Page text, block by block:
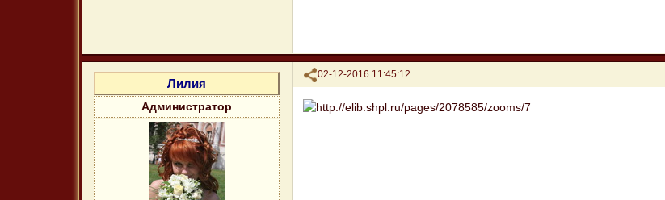
Поделиться
02-12-2016 11:45:12
Лилия
Администратор